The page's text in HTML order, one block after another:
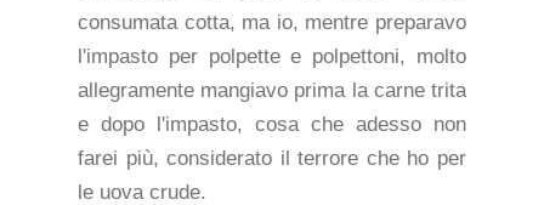
consumata cotta, ma io, mentre preparavo
l'impasto per polpette e polpettoni, molto
allegramente mangiavo prima la carne trita
e dopo l'impasto, cosa che adesso non
farei più, considerato il terrore che ho per
le uova crude.